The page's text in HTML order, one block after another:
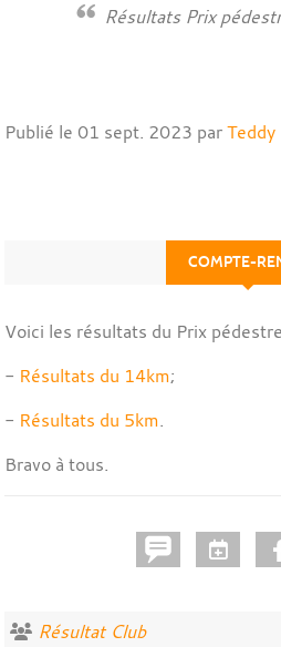
Résultats Prix
Publié le 01 sept. 2023 parTeddy
COMPTE-
Voici les résultats du Prix
- Résultats du 14km;
- Résultats du 5km.
Bravo à tous.
Résultat Club